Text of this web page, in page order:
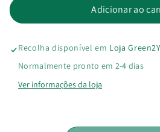
quantidade
de
Coentros
em
quantidade
de
Coentros
em
Adicionar ao
Recolha disponível em Loja
Normalmente pronto em 2-4 dias
Ver informações da loja